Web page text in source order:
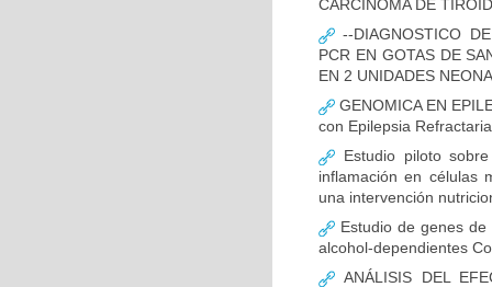
CARCINOMA DE
--DIAGNOSTICO
PCR EN GOTAS DE
EN 2 UNIDADES
GENOMICA EN
con Epilepsia
Estudio piloto
inflamación en células
una intervención
Estudio de genes
alcohol-dependientes
ANÁLISIS DEL